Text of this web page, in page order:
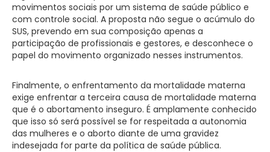
movimentos sociais por um sistema de saúde público e
com controle social. A proposta não segue o acúmulo do
SUS, prevendo em sua composição apenas a
participação de profissionais e gestores, e desconhece o
papel do movimento organizado nesses instrumentos.
Finalmente, o enfrentamento da mortalidade materna
exige enfrentar a terceira causa de mortalidade materna
que é o abortamento inseguro. É amplamente conhecido
que isso só será possível se for respeitada a autonomia
das mulheres e o aborto diante de uma gravidez
indesejada for parte da política de saúde pública.